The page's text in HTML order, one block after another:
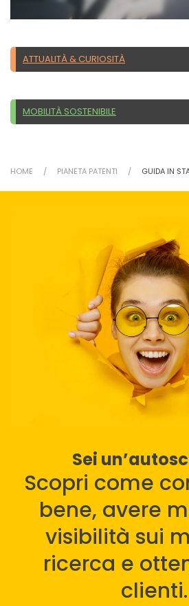
ATTUALITÀ & CURIOSITÀ
MOBILITÀ SOSTENIBILE
HOME PIANETA PATENTI GUIDA IN
Sei
Scopri come
bene, avere
visibilità sui
ricerca e
clienti.